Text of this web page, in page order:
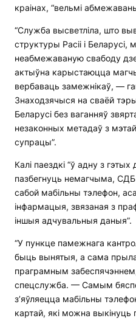
краінах, “вельмі
“Служба высветліла, што
структуры Расіі і
неабмежаваную свабоду
актыўна карыстаюцца
вербаваць замежнікаў, —
Знаходзячыся на сваёй
Беларусі без ваганняў
незаконных метадаў з
супрацы”.
Калі паездкі “ў адну з
пазбегнуць немагчыма,
сабой мабільны тэлефон,
інфармацыя, звязаная з
іншыя адчувальныя даныя”.
“У пункце памежнага
быць вынятыя, а сама
праграмным
спецслужба. — Самым
з’яўляецца мабільны
картай, які можна выкінуць